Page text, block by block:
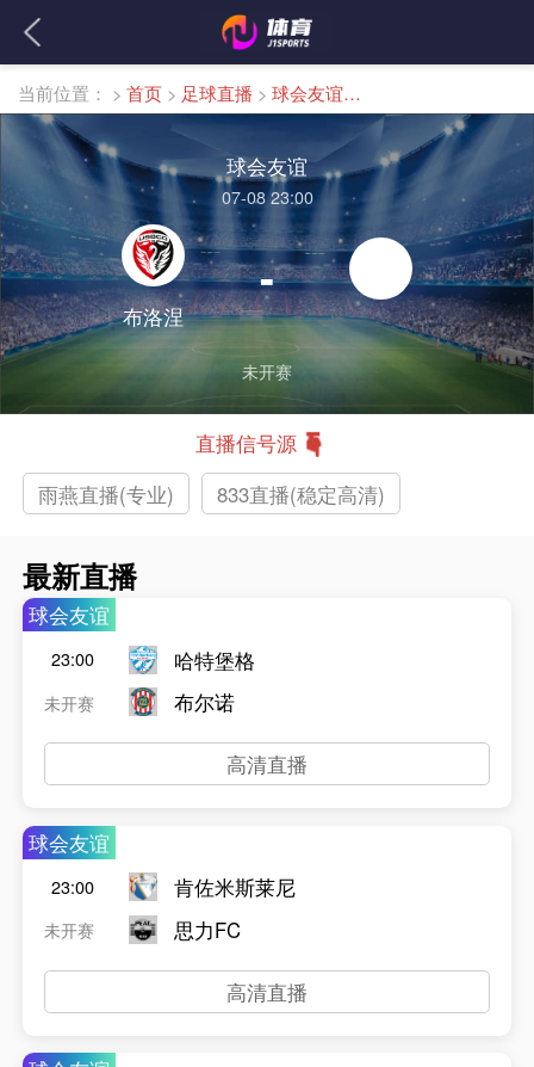
当前位置： > 首页 > 足球直播 > 球会友谊直播
球会友谊
07-08 23:00
布洛涅
-
未开赛
直播信号源
雨燕直播(专业)
833直播(稳定高清)
最新直播
球会友谊
23:00
未开赛
哈特堡格
布尔诺
高清直播
球会友谊
23:00
未开赛
肯佐米斯莱尼
思力FC
高清直播